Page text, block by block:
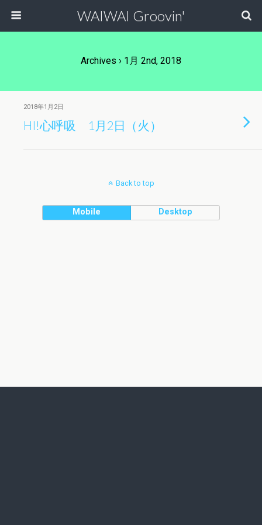
WAIWAI Groovin'
Archives › 1月 2nd, 2018
2018年1月2日
HI!心呼吸 1月2日（火）
Back to top
Mobile Desktop